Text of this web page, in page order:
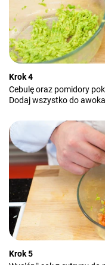
Krok 4
Cebulę oraz pomidory
Dodaj wszystko do
Krok 5